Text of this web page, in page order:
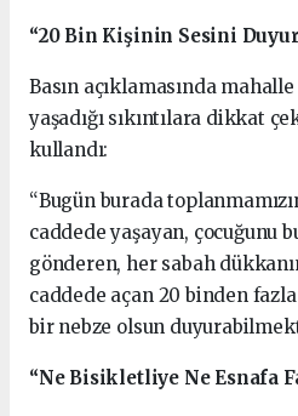
“20 Bin Kişinin Sesini
Basın açıklamasında
yaşadığı sıkıntılara dikkat
kullandı:
“Bugün burada
caddede yaşayan, çocuğunu
gönderen, her sabah
caddede açan 20 binden
bir nebze olsun
“Ne Bisikletliye Ne Esnafa